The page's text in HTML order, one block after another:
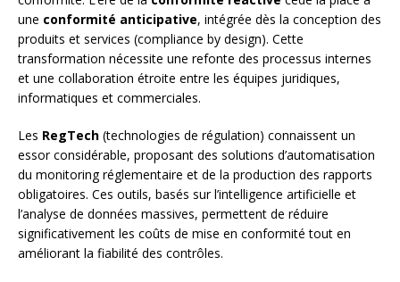
une conformité anticipative, intégrée dès la conception des
produits et services (compliance by design). Cette
transformation nécessite une refonte des processus internes
et une collaboration étroite entre les équipes juridiques,
informatiques et commerciales.
Les RegTech (technologies de régulation) connaissent un
essor considérable, proposant des solutions d’automatisation
du monitoring réglementaire et de la production des rapports
obligatoires. Ces outils, basés sur l’intelligence artificielle et
l’analyse de données massives, permettent de réduire
significativement les coûts de mise en conformité tout en
améliorant la fiabilité des contrôles.